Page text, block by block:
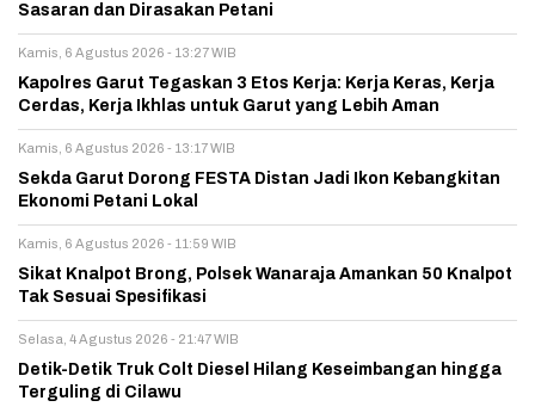
Sasaran dan Dirasakan Petani
Kamis, 6 Agustus 2026 - 13:27 WIB
Kapolres Garut Tegaskan 3 Etos Kerja: Kerja Keras, Kerja
Cerdas, Kerja Ikhlas untuk Garut yang Lebih Aman
Kamis, 6 Agustus 2026 - 13:17 WIB
Sekda Garut Dorong FESTA Distan Jadi Ikon Kebangkitan
Ekonomi Petani Lokal
Kamis, 6 Agustus 2026 - 11:59 WIB
Sikat Knalpot Brong, Polsek Wanaraja Amankan 50 Knalpot
Tak Sesuai Spesifikasi
Selasa, 4 Agustus 2026 - 21:47 WIB
Detik-Detik Truk Colt Diesel Hilang Keseimbangan hingga
Terguling di Cilawu